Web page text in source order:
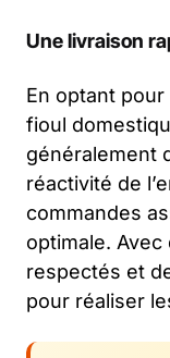
Une livraison
En optant pour
fioul
généralement
réactivité de
commandes
optimale.
respectés et
pour réaliser